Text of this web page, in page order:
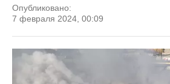
Опубликовано:
7 февраля 2024, 00:09